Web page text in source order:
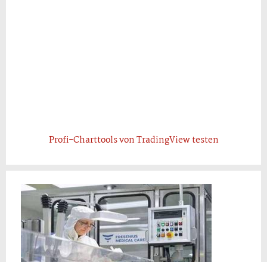
Profi-Charttools von TradingView testen